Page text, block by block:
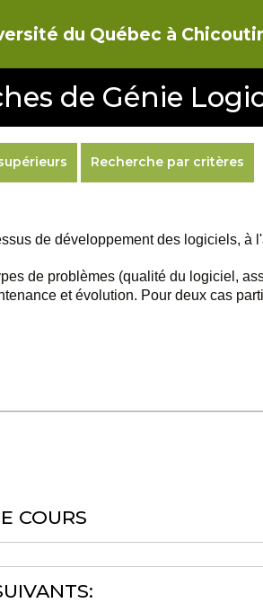
du Québec à
de Génie
Recherche par critères
de développement des logiciels, à
de problèmes (qualité du logiciel,
et évolution. Pour deux cas
COURS